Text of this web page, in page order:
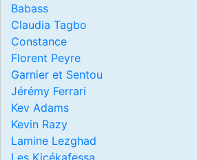
Babass
Claudia Tagbo
Constance
Florent Peyre
Garnier et Sentou
Jérémy Ferrari
Kev Adams
Kevin Razy
Lamine Lezghad
Les Kicékafessa